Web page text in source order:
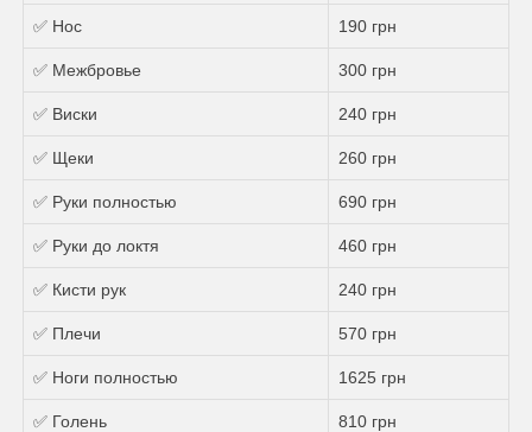
✅ Нос 190 грн
✅ Межбровье 300 грн
✅ Виски 240 грн
✅ Щеки 260 грн
✅ Руки полностью 690 грн
✅ Руки до локтя 460 грн
✅ Кисти рук 240 грн
✅ Плечи 570 грн
✅ Ноги полностью 1625 грн
✅ Голень 810 грн